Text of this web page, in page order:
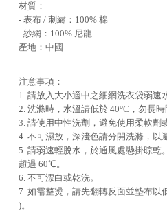
材質：
- 表布 / 刺繡：100% 棉
- 紗網：100% 尼龍
產地：中國
注意事項：
1. 請放入大小適中之細網洗衣袋弱速
2. 洗滌時，水溫請低於 40°C，勿長時
3. 請使用中性洗劑，避免使用柔軟劑
4. 不可濕放，深淺色請分開洗滌，以
5. 請弱速輕脫水，於通風處懸掛晾乾
超過 60℃。
6. 不可漂白或乾洗。
7. 如需整燙，請先翻轉反面並墊布以
)。